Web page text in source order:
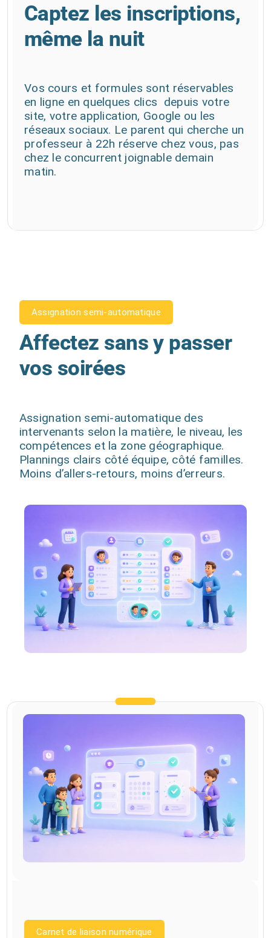
Captez les inscriptions,
même la nuit
Vos cours et formules sont réservables
en ligne en quelques clics depuis votre
site, votre application, Google ou les
réseaux sociaux. Le parent qui cherche un
professeur à 22h réserve chez vous, pas
chez le concurrent joignable demain
matin.
Assignation semi-automatique
Affectez sans y passer
vos soirées
Assignation semi-automatique des
intervenants selon la matière, le niveau, les
compétences et la zone géographique.
Plannings clairs côté équipe, côté familles.
Moins d’allers-retours, moins d’erreurs.
Carnet de liaison numérique